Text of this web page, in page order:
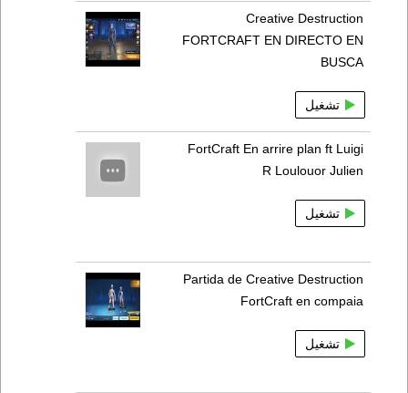
Creative Destruction
FORTCRAFT EN DIRECTO EN
BUSCA
تشغيل
FortCraft En arrire plan ft Luigi
R Loulouor Julien
تشغيل
Partida de Creative Destruction
FortCraft en compaia
تشغيل